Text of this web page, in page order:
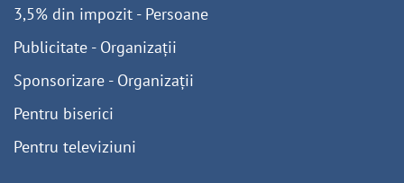
3,5% din impozit - Persoane
Publicitate - Organizații
Sponsorizare - Organizații
Pentru biserici
Pentru televiziuni